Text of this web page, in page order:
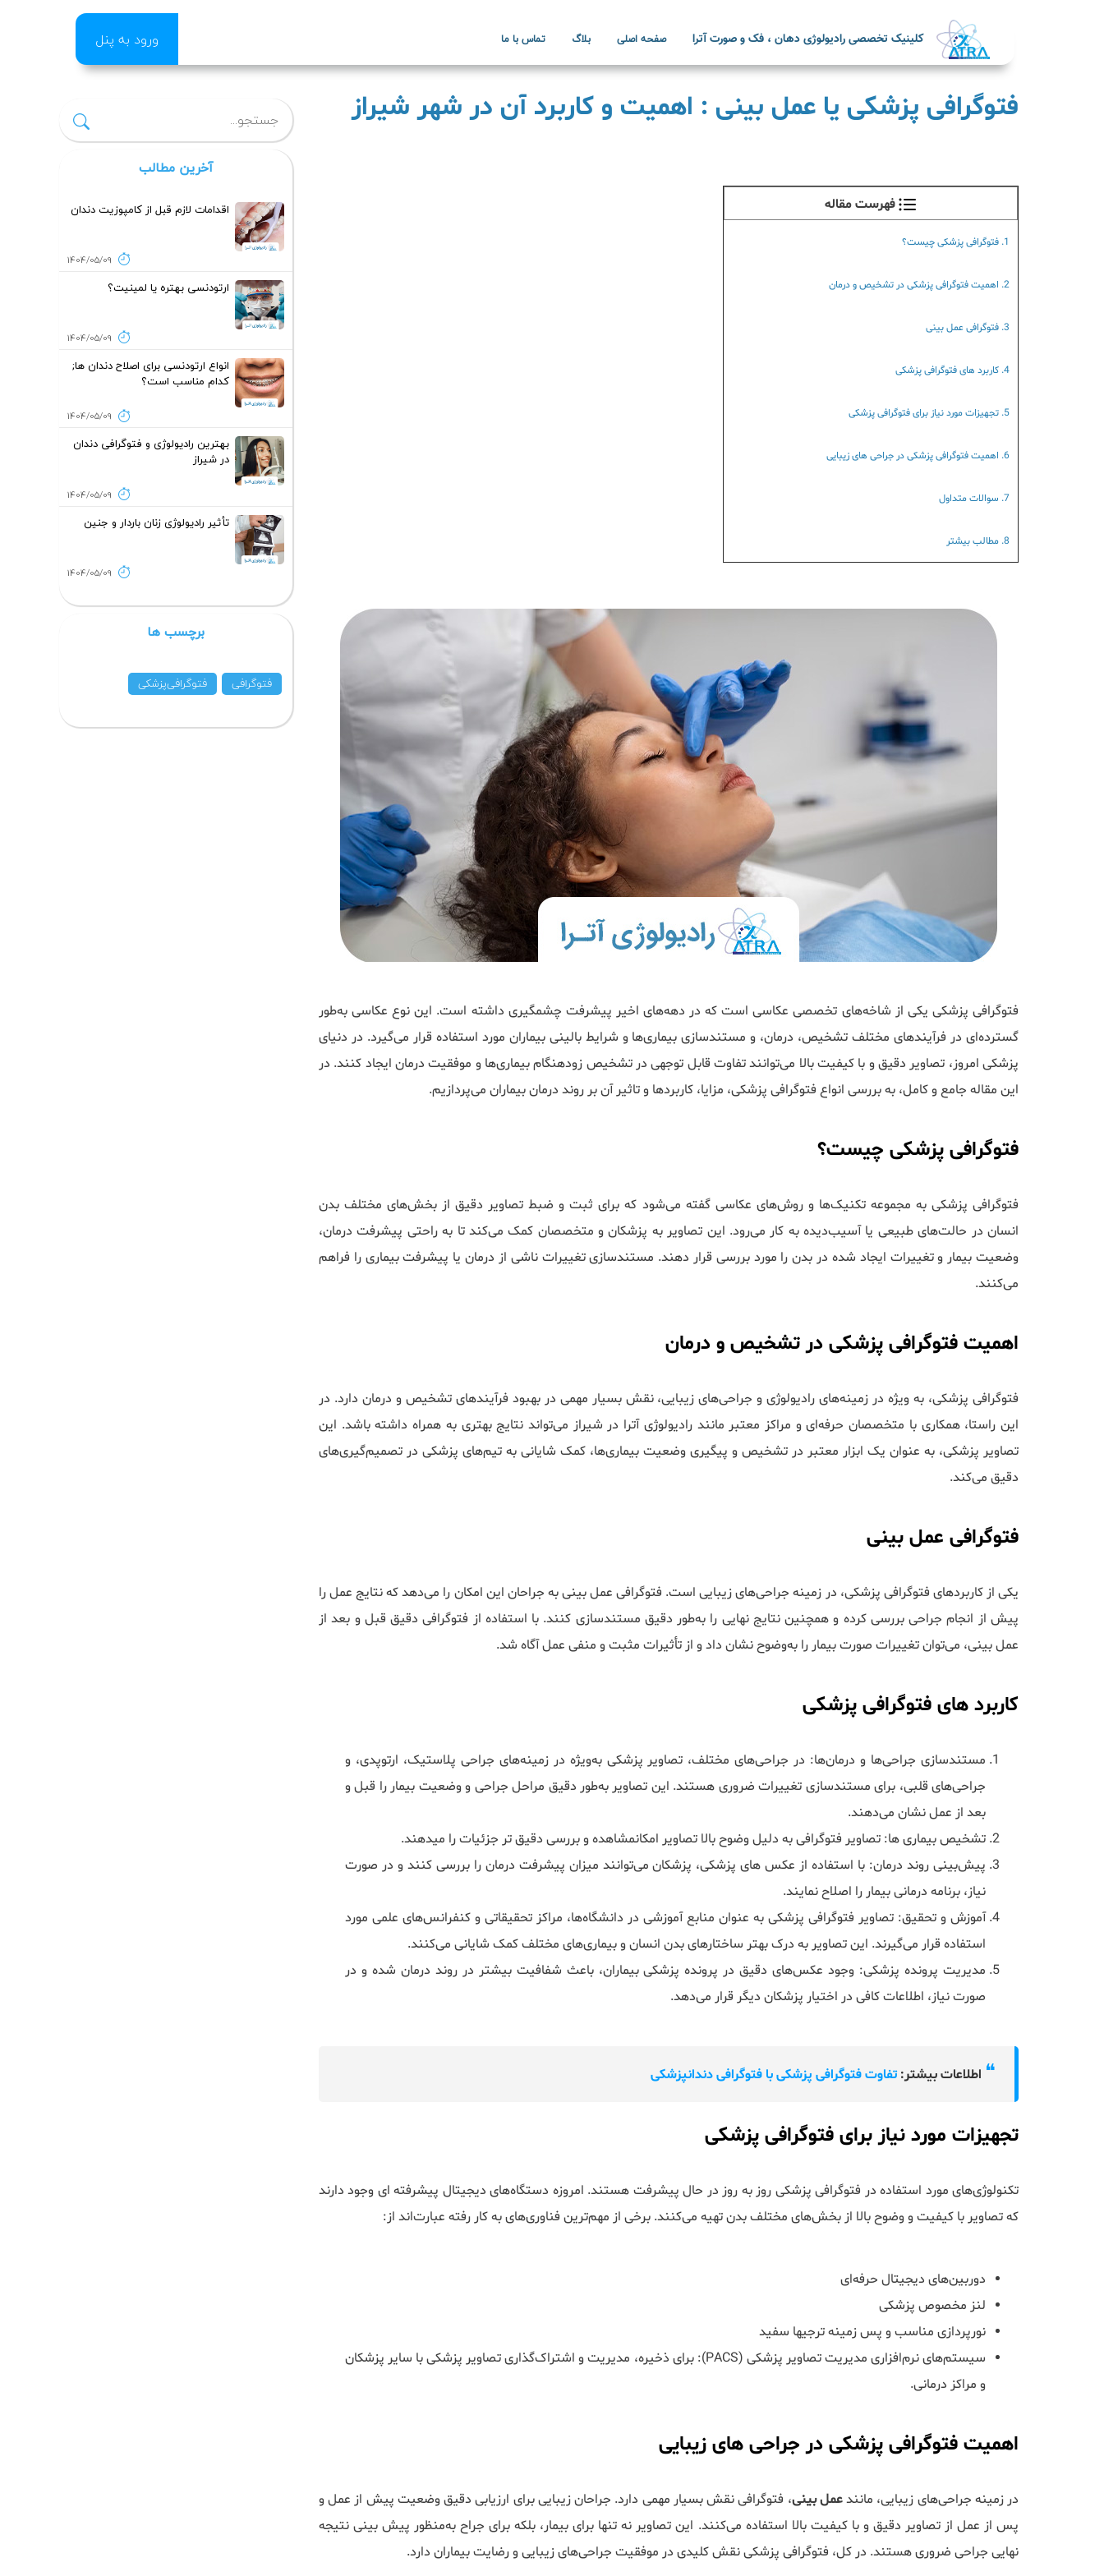
ورود به پنل صفحه اصلی بلاگ تماس با ما کلینیک تخصصی رادیولوژی دهان ، فک و صورت آترا
فتوگرافی پزشکی یا عمل بینی : اهمیت و کاربرد آن در شهر شیراز
فهرست مقاله
1. فتوگرافی پزشکی چیست؟
2. اهمیت فتوگرافی پزشکی در تشخیص و درمان
3. فتوگرافی عمل بینی
4. کاربرد های فتوگرافی پزشکی
5. تجهیزات مورد نیاز برای فتوگرافی پزشکی
6. اهمیت فتوگرافی پزشکی در جراحی های زیبایی
7. سوالات متداول
8. مطالب بیشتر
فتوگرافی پزشکی یکی از شاخه‌های تخصصی عکاسی است که در دهه‌های اخیر پیشرفت چشمگیری داشته است. این نوع عکاسی به‌طور
گسترده‌ای در فرآیندهای مختلف تشخیص، درمان، و مستندسازی بیماری‌ها و شرایط بالینی بیماران مورد استفاده قرار می‌گیرد. در دنیای
پزشکی امروز، تصاویر دقیق و با کیفیت بالا می‌توانند تفاوت قابل توجهی در تشخیص زودهنگام بیماری‌ها و موفقیت درمان ایجاد کنند. در
این مقاله جامع و کامل، به بررسی انواع فتوگرافی پزشکی، مزایا، کاربردها و تاثیر آن بر روند درمان بیماران می‌پردازیم.
فتوگرافی پزشکی چیست؟
فتوگرافی پزشکی به مجموعه تکنیک‌ها و روش‌های عکاسی گفته می‌شود که برای ثبت و ضبط تصاویر دقیق از بخش‌های مختلف بدن
انسان در حالت‌های طبیعی یا آسیب‌دیده به کار می‌رود. این تصاویر به پزشکان و متخصصان کمک می‌کند تا به راحتی پیشرفت درمان،
وضعیت بیمار و تغییرات ایجاد شده در بدن را مورد بررسی قرار دهند. مستندسازی تغییرات ناشی از درمان یا پیشرفت بیماری را فراهم
می‌کنند.
اهمیت فتوگرافی پزشکی در تشخیص و درمان
فتوگرافی پزشکی، به ویژه در زمینه‌های رادیولوژی و جراحی‌های زیبایی، نقش بسیار مهمی در بهبود فرآیندهای تشخیص و درمان دارد. در
این راستا، همکاری با متخصصان حرفه‌ای و مراکز معتبر مانند رادیولوژی آترا در شیراز می‌تواند نتایج بهتری به همراه داشته باشد. این
تصاویر پزشکی، به عنوان یک ابزار معتبر در تشخیص و پیگیری وضعیت بیماری‌ها، کمک شایانی به تیم‌های پزشکی در تصمیم‌گیری‌های
دقیق می‌کند.
فتوگرافی عمل بینی
یکی از کاربردهای فتوگرافی پزشکی، در زمینه جراحی‌های زیبایی است. فتوگرافی عمل بینی به جراحان این امکان را می‌دهد که نتایج عمل را
پیش از انجام جراحی بررسی کرده و همچنین نتایج نهایی را به‌طور دقیق مستندسازی کنند. با استفاده از فتوگرافی دقیق قبل و بعد از
عمل بینی، می‌توان تغییرات صورت بیمار را به‌وضوح نشان داد و از تأثیرات مثبت و منفی عمل آگاه شد.
کاربرد های فتوگرافی پزشکی
مستندسازی جراحی‌ها و درمان‌ها: در جراحی‌های مختلف، تصاویر پزشکی به‌ویژه در زمینه‌های جراحی پلاستیک، ارتوپدی، و
جراحی‌های قلبی، برای مستندسازی تغییرات ضروری هستند. این تصاویر به‌طور دقیق مراحل جراحی و وضعیت بیمار را قبل و
بعد از عمل نشان می‌دهند.
تشخیص بیماری ها: تصاویر فتوگرافی به دلیل وضوح بالا تصاویر امکانمشاهده و بررسی دقیق تر جزئیات را میدهند.
پیش‌بینی روند درمان: با استفاده از عکس های پزشکی، پزشکان می‌توانند میزان پیشرفت درمان را بررسی کنند و در صورت
نیاز، برنامه درمانی بیمار را اصلاح نمایند.
آموزش و تحقیق: تصاویر فتوگرافی پزشکی به عنوان منابع آموزشی در دانشگاه‌ها، مراکز تحقیقاتی و کنفرانس‌های علمی مورد
استفاده قرار می‌گیرند. این تصاویر به درک بهتر ساختارهای بدن انسان و بیماری‌های مختلف کمک شایانی می‌کنند.
مدیریت پرونده پزشکی: وجود عکس‌های دقیق در پرونده پزشکی بیماران، باعث شفافیت بیشتر در روند درمان شده و در
صورت نیاز، اطلاعات کافی در اختیار پزشکان دیگر قرار می‌دهد.
❝ اطلاعات بیشتر: تفاوت فتوگرافی پزشکی با فتوگرافی دندانپزشکی
تجهیزات مورد نیاز برای فتوگرافی پزشکی
تکنولوژی‌های مورد استفاده در فتوگرافی پزشکی روز به روز در حال پیشرفت هستند. امروزه دستگاه‌های دیجیتال پیشرفته ای وجود دارند
که تصاویر با کیفیت و وضوح بالا از بخش‌های مختلف بدن تهیه می‌کنند. برخی از مهم‌ترین فناوری‌های به کار رفته عبارت‌اند از:
دوربین‌های دیجیتال حرفه‌ای
لنز مخصوص پزشکی
نورپردازی مناسب و پس زمینه ترجیها سفید
سیستم‌های نرم‌افزاری مدیریت تصاویر پزشکی (PACS): برای ذخیره، مدیریت و اشتراک‌گذاری تصاویر پزشکی با سایر پزشکان
و مراکز درمانی.
اهمیت فتوگرافی پزشکی در جراحی های زیبایی
در زمینه جراحی‌های زیبایی، مانندعمل بینی، فتوگرافی نقش بسیار مهمی دارد. جراحان زیبایی برای ارزیابی دقیق وضعیت پیش از عمل و
پس از عمل از تصاویر دقیق و با کیفیت بالا استفاده می‌کنند. این تصاویر نه تنها برای بیمار، بلکه برای جراح به‌منظور پیش بینی نتیجه
نهایی جراحی ضروری هستند. در کل، فتوگرافی پزشکی نقش کلیدی در موفقیت جراحی‌های زیبایی و رضایت بیماران دارد.
آخرین مطالب
اقدامات لازم قبل از کامپوزیت دندان
1404/05/09
ارتودنسی بهتره یا لمینیت؟
1404/05/09
انواع ارتودنسی برای اصلاح دندان ها;
کدام مناسب است؟
1404/05/09
بهترین رادیولوژی و فتوگرافی دندان
در شیراز
1404/05/09
تأثیر رادیولوژی زنان باردار و جنین
1404/05/09
برچسب ها
فتوگرافی فتوگرافی‌پزشکی